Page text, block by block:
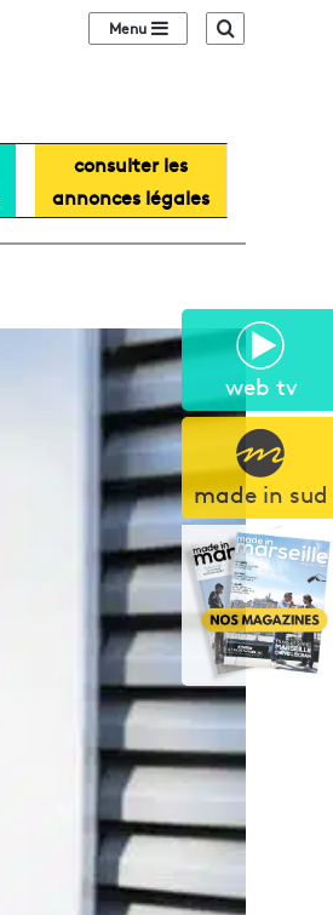
web tv
made in sud
Sidebar (barre
consulter les
annonces légales